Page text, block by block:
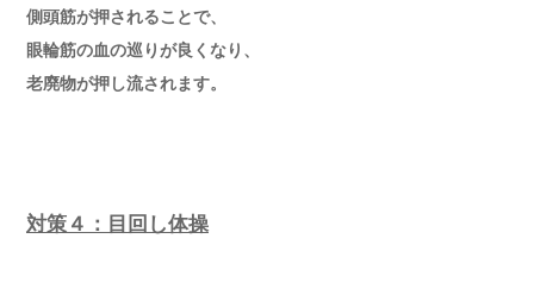
側頭筋が押されることで、
眼輪筋の血の巡りが良くなり、
老廃物が押し流されます。
対策４：目回し体操